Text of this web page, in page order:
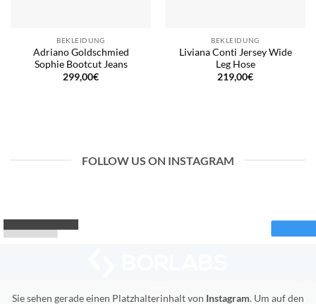
BEKLEIDUNG
Adriano Goldschmied
Sophie Bootcut Jeans
299,00€
BEKLEIDUNG
Liviana Conti Jersey Wide
Leg Hose
219,00€
FOLLOW US ON INSTAGRAM
Sie sehen gerade einen Platzhalterinhalt von Instagram. Um auf den